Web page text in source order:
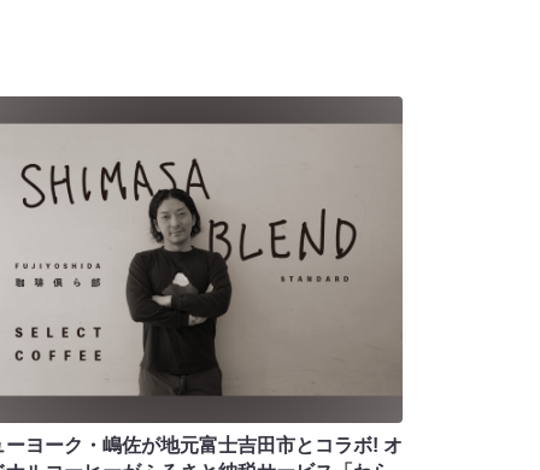
ーヨーク・嶋佐が地元富士吉田市とコラボ! オ